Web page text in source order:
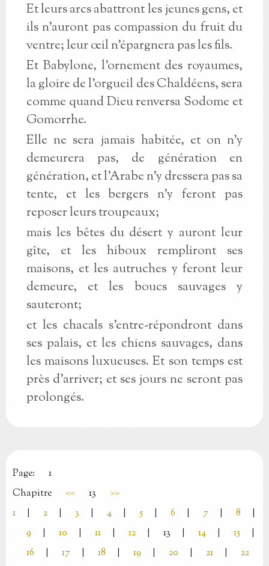
Et leurs arcs abattront les jeunes gens, et
ils n’auront pas compassion du fruit du
ventre; leur œil n’épargnera pas les fils.
Et Babylone, l’ornement des royaumes,
la gloire de l’orgueil des Chaldéens, sera
comme quand Dieu renversa Sodome et
Gomorrhe.
Elle ne sera jamais habitée, et on n’y
demeurera pas, de génération en
génération, et l’Arabe n’y dressera pas sa
tente, et les bergers n’y feront pas
reposer leurs troupeaux;
mais les bêtes du désert y auront leur
gîte, et les hiboux rempliront ses
maisons, et les autruches y feront leur
demeure, et les boucs sauvages y
sauteront;
et les chacals s’entre-répondront dans
ses palais, et les chiens sauvages, dans
les maisons luxueuses. Et son temps est
près d’arriver; et ses jours ne seront pas
prolongés.
Page:
1
Chapitre
<< 13
>>
1
2 3 4 5 6 7 8
9
10 11 12 13 14 15
16
17 18 19 20 21 22